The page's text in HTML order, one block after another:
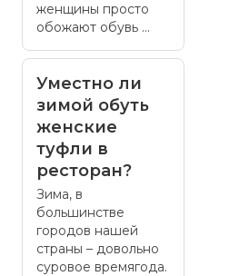
женщины просто
обожают обувь ...
Уместно ли
зимой обуть
женские
туфли в
ресторан?
Зима, в
большинстве
городов нашей
страны – довольно
суровое времягода.